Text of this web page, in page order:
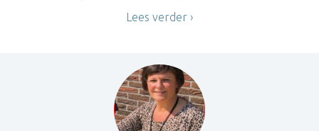
Lees verder